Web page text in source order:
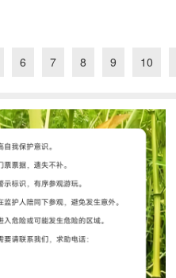
6 7 8 9 10